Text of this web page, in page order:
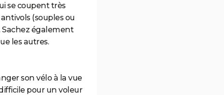
se coupent très
(souples ou
également
les autres.
son vélo à la vue
pour un voleur